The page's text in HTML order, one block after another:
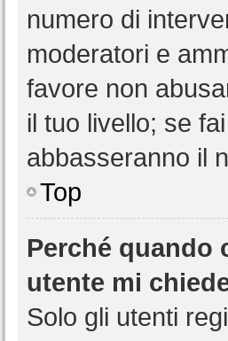
numero di
moderatori e
favore non
il tuo livello; se
abbasseranno il
Top
Perché quando
utente mi
Solo gli utenti